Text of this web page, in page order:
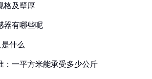
格及壁厚
器有哪些呢
什么
：一平方米能承受多少公斤